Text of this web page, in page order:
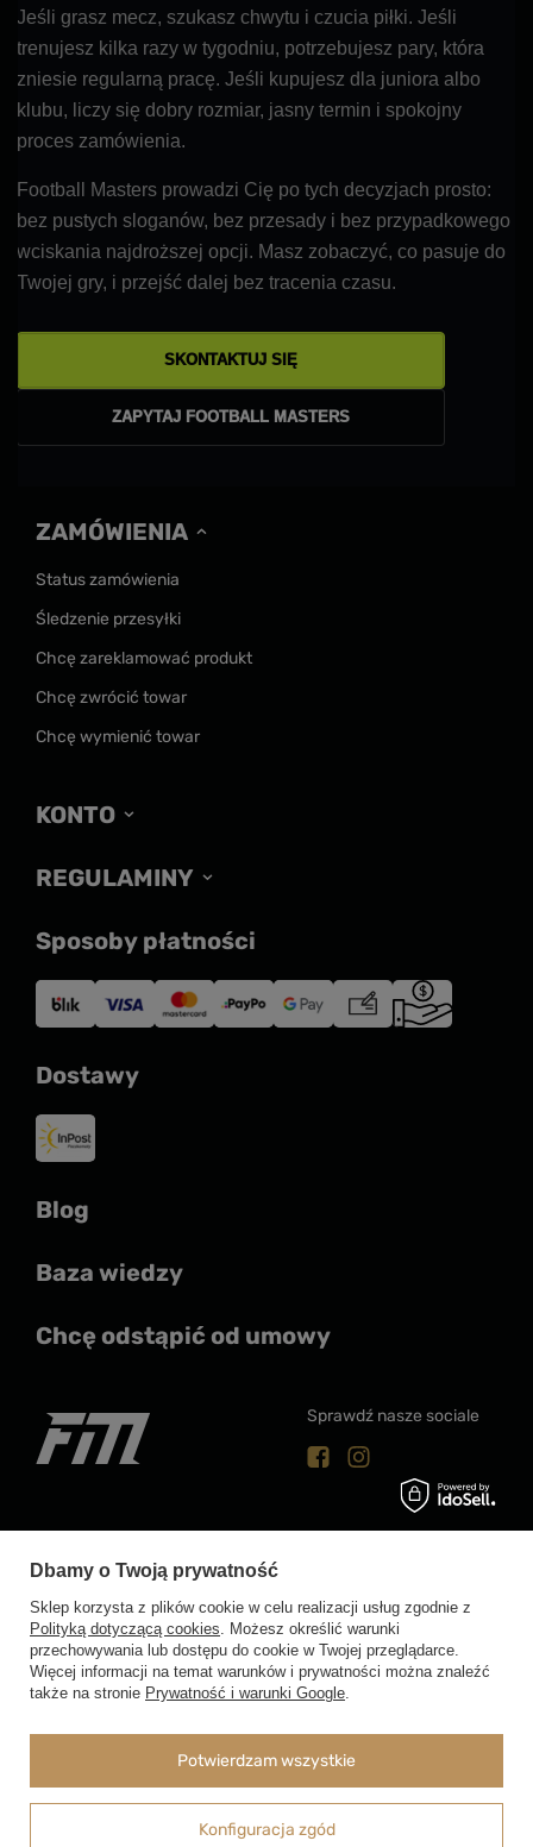
Jeśli grasz mecz, szukasz chwytu i czucia piłki. Jeśli
trenujesz kilka razy w tygodniu, potrzebujesz pary, która
zniesie regularną pracę. Jeśli kupujesz dla juniora albo
klubu, liczy się dobry rozmiar, jasny termin i spokojny
proces zamówienia.
Football Masters prowadzi Cię po tych decyzjach prosto:
bez pustych sloganów, bez przesady i bez przypadkowego
wciskania najdroższej opcji. Masz zobaczyć, co pasuje do
Twojej gry, i przejść dalej bez tracenia czasu.
SKONTAKTUJ SIĘ
ZAPYTAJ FOOTBALL MASTERS
ZAMÓWIENIA
Status zamówienia
Śledzenie przesyłki
Chcę zareklamować produkt
Chcę zwrócić towar
Chcę wymienić towar
KONTO
REGULAMINY
Sprawdź nasze sociale
Sposoby płatności
Dostawy
Blog
Baza wiedzy
Chcę odstąpić od umowy
biuro@footballmasters.pl
Magazyn Wysyłkowy - Football Masters ul. Aleja Krakowska 29,
05-090 Janki
W sklepie prezentujemy ceny brutto (z VAT). Stawki VAT dla konsumentów
z kraju: Polska
Dbamy o Twoją prywatność
Sklep korzysta z plików cookie w celu realizacji usług zgodnie z
Polityką dotyczącą cookies. Możesz określić warunki
przechowywania lub dostępu do cookie w Twojej przeglądarce.
Więcej informacji na temat warunków i prywatności można znaleźć
także na stronie Prywatność i warunki Google.
Konfiguracja zgód
Potwierdzam wszystkie